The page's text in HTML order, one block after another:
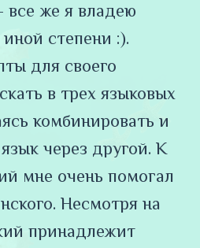
же я владею
степени :).
для своего
в трех языковых
комбинировать и
через другой. К
мне очень помогал
Несмотря на
принадлежит